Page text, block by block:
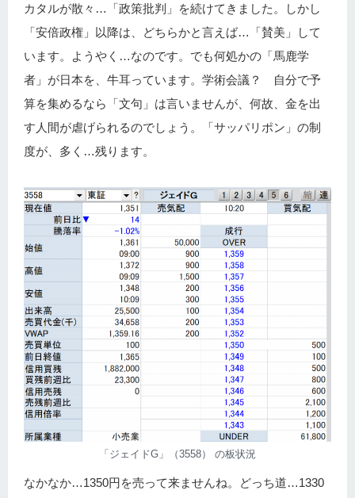
カタルが散々…「政策批判」を続けてきました。しかし
「安倍政権」以降は、どちらかと言えば…「賛美」して
います。ようやく…なのです。でも何処かの「馬鹿学
者」が日本を、牛耳っています。学術会議？ 自分で予
算を集めるなら「文句」は言いませんが、何故、金を出
す人間が虐げられるのでしょう。「サッパリポン」の制
度が、多く…残ります。
「ジェイドG」（3558） の板状況
なかなか…1350円を売って来ませんね。どっち道…1330